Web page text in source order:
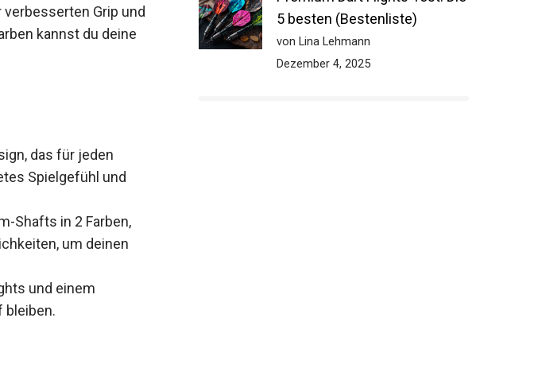
Grip
Farben kannst du
das für jeden
Spielgefühl und
Shafts in 2 Farben,
um deinen
und einem
Die 5 besten (Bestenliste)
von Lina Lehmann
Dezember 4, 2025